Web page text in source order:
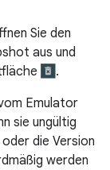
Sie den
aus und
.
Emulator
sie ungültig
die Version
werden